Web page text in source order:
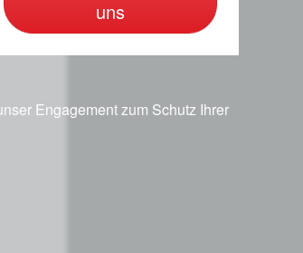
uns
Engagement zum Schutz Ihrer